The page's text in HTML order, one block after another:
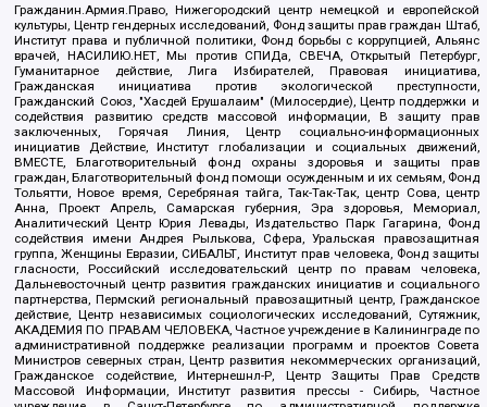
Гражданин.Армия.Право, Нижегородский центр немецкой и европейской
культуры, Центр гендерных исследований, Фонд защиты прав граждан Штаб,
Институт права и публичной политики, Фонд борьбы с коррупцией, Альянс
врачей, НАСИЛИЮ.НЕТ, Мы против СПИДа, СВЕЧА, Открытый Петербург,
Гуманитарное действие, Лига Избирателей, Правовая инициатива,
Гражданская инициатива против экологической преступности,
Гражданский Союз, "Хасдей Ерушалаим" (Милосердие), Центр поддержки и
содействия развитию средств массовой информации, В защиту прав
заключенных, Горячая Линия, Центр социально-информационных
инициатив Действие, Институт глобализации и социальных движений,
ВМЕСТЕ, Благотворительный фонд охраны здоровья и защиты прав
граждан, Благотворительный фонд помощи осужденным и их семьям, Фонд
Тольятти, Новое время, Серебряная тайга, Так-Так-Так, центр Сова, центр
Анна, Проект Апрель, Самарская губерния, Эра здоровья, Мемориал,
Аналитический Центр Юрия Левады, Издательство Парк Гагарина, Фонд
содействия имени Андрея Рылькова, Сфера, Уральская правозащитная
группа, Женщины Евразии, СИБАЛЬТ, Институт прав человека, Фонд защиты
гласности, Российский исследовательский центр по правам человека,
Дальневосточный центр развития гражданских инициатив и социального
партнерства, Пермский региональный правозащитный центр, Гражданское
действие, Центр независимых социологических исследований, Сутяжник,
АКАДЕМИЯ ПО ПРАВАМ ЧЕЛОВЕКА, Частное учреждение в Калининграде по
административной поддержке реализации программ и проектов Совета
Министров северных стран, Центр развития некоммерческих организаций,
Гражданское содействие, Интернешнл-Р, Центр Защиты Прав Средств
Массовой Информации, Институт развития прессы - Сибирь, Частное